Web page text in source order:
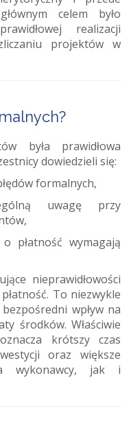
celem było
realizacji
projektów w
była prawidłowa
dowiedzieli się:
formalnych,
uwagę przy
płatność wymagają
nieprawidłowości
To niezwykle
wpływ na
środków. Właściwie
krótszy czas
oraz większe
wykonawcy, jak i